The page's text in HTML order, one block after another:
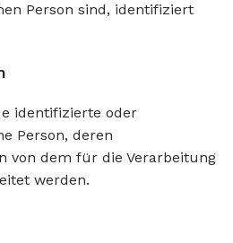
Person sind, identifiziert
identifizierte oder
Person, deren
von dem für die Verarbeitung
werden.